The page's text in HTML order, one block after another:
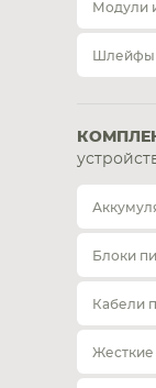
Модули
Шлейфы
Блоки
Кабели
Жесткие